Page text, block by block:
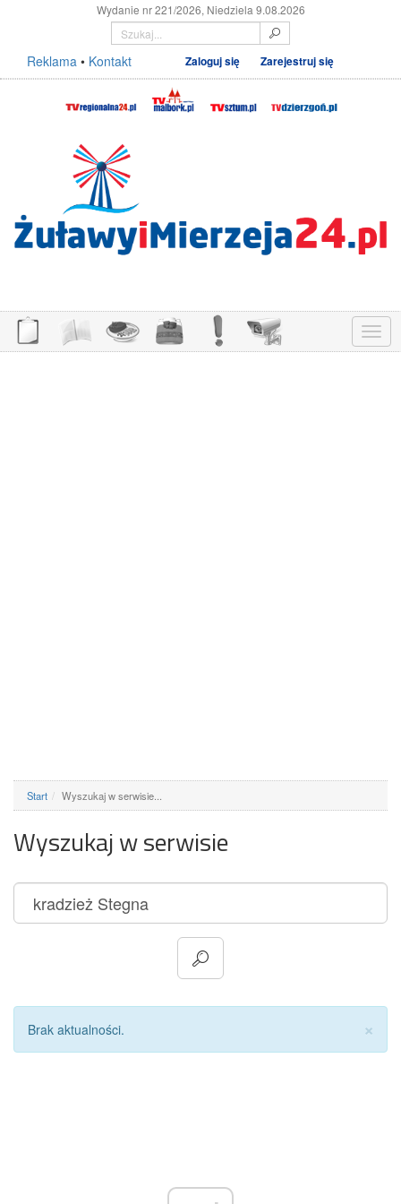
Wydanie nr 221/2026, Niedziela 9.08.2026
Reklama • Kontakt Zaloguj się Zarejestruj się
Menu
Start Wyszukaj w serwisie...
Wyszukaj w serwisie
×
Brak aktualności.